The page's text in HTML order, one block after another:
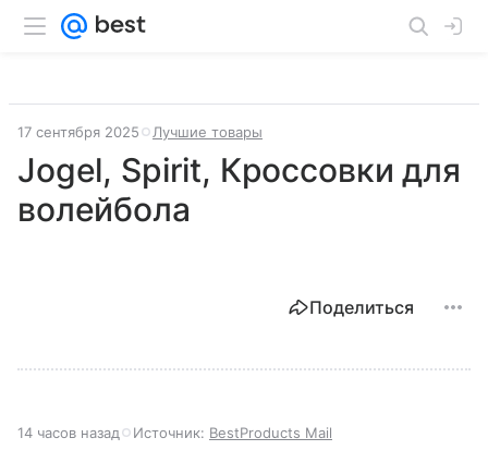
17 сентября 2025 Лучшие товары
Jogel, Spirit, Кроссовки для
волейбола
Поделиться
14 часов назад Источник: BestProducts Mail